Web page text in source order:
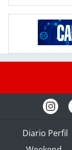
Diario Perfil